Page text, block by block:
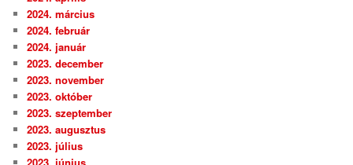
2024. március
2024. február
2024. január
2023. december
2023. november
2023. október
2023. szeptember
2023. augusztus
2023. július